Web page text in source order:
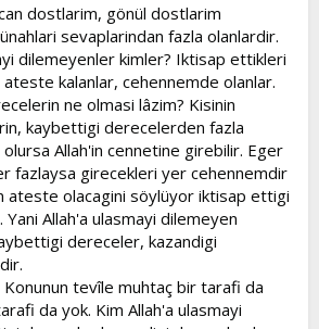
dostlarim, gönül dostlarim
sevaplarindan fazla olanlardir.
dilemeyenler kimler? Iktisap ettikleri
kalanlar, cehennemde olanlar.
ne olmasi lâzim? Kisinin
kaybettigi derecelerden fazla
Allah'in cennetine girebilir. Eger
fazlaysa girecekleri yer cehennemdir
ateste olacagini söylüyor iktisap ettigi
Allah'a ulasmayi dilemeyen
dereceler, kazandigi
tevîle muhtaç bir tarafi da
da yok. Kim Allah'a ulasmayi